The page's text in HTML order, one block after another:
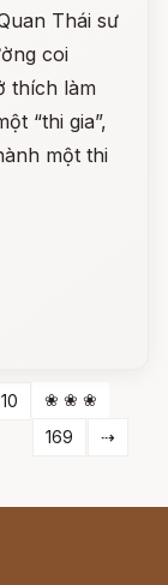
Thái sư
coi
thích làm
“thi gia”,
một thi
10
❀ ❀ ❀
169
⇢